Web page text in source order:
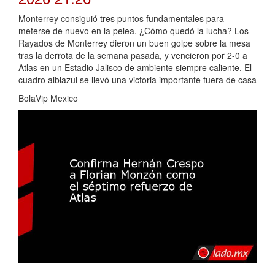
Monterrey consiguió tres puntos fundamentales para
meterse de nuevo en la pelea. ¿Cómo quedó la lucha? Los
Rayados de Monterrey dieron un buen golpe sobre la mesa
tras la derrota de la semana pasada, y vencieron por 2-0 a
Atlas en un Estadio Jalisco de ambiente siempre caliente. El
cuadro albiazul se llevó una victoria importante fuera de casa
BolaVip Mexico